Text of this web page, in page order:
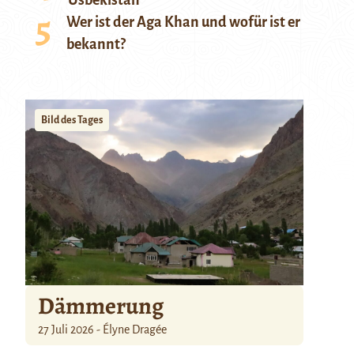
Wer ist der Aga Khan und wofür ist er
bekannt?
Bild des Tages
Dämmerung
27 Juli 2026 - Élyne Dragée